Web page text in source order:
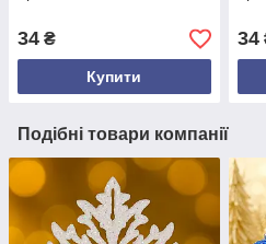
34 ₴
Купити
34
Подібні товари компанії